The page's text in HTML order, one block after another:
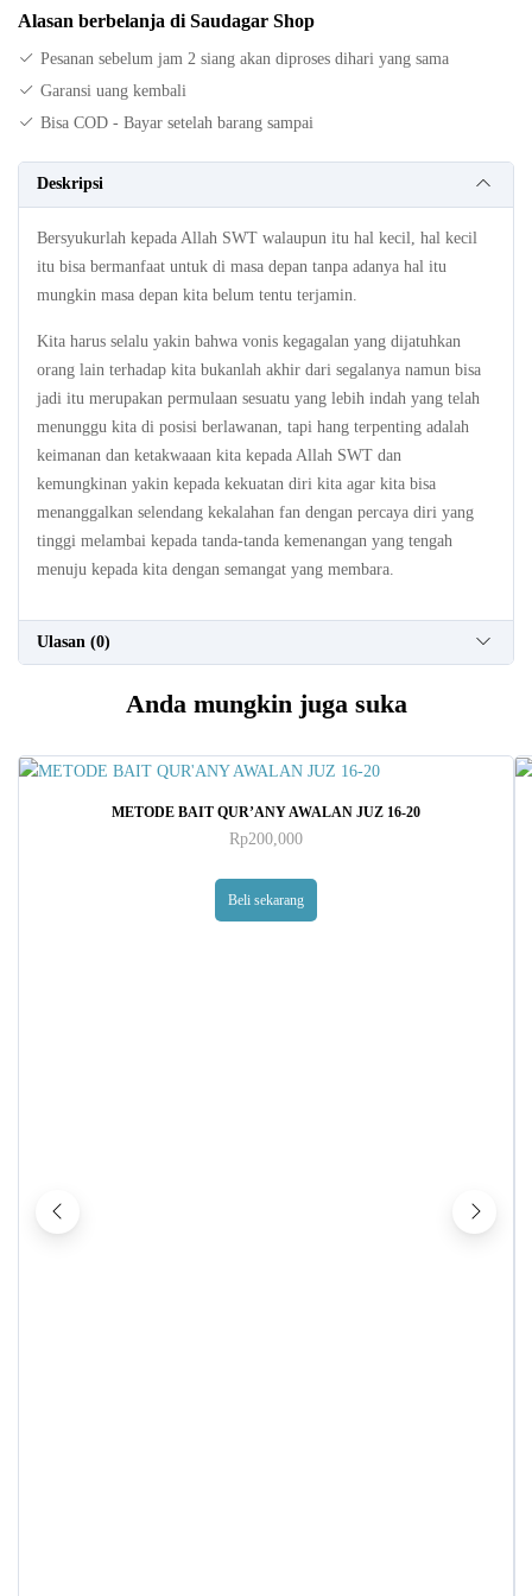
Alasan berbelanja di Saudagar Shop
Pesanan sebelum jam 2 siang akan diproses dihari yang sama
Garansi uang kembali
Bisa COD - Bayar setelah barang sampai
Deskripsi
Bersyukurlah kepada Allah SWT walaupun itu hal kecil, hal kecil
itu bisa bermanfaat untuk di masa depan tanpa adanya hal itu
mungkin masa depan kita belum tentu terjamin.
Kita harus selalu yakin bahwa vonis kegagalan yang dijatuhkan
orang lain terhadap kita bukanlah akhir dari segalanya namun bisa
jadi itu merupakan permulaan sesuatu yang lebih indah yang telah
menunggu kita di posisi berlawanan, tapi hang terpenting adalah
keimanan dan ketakwaaan kita kepada Allah SWT dan
kemungkinan yakin kepada kekuatan diri kita agar kita bisa
menanggalkan selendang kekalahan fan dengan percaya diri yang
tinggi melambai kepada tanda-tanda kemenangan yang tengah
menuju kepada kita dengan semangat yang membara.
Ulasan (0)
Anda mungkin juga suka
METODE BAIT QUR’ANY AWALAN JUZ 16-20
Rp200,000
Beli sekarang